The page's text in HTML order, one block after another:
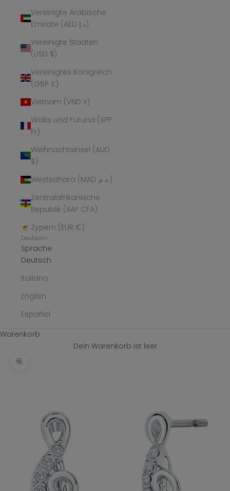
Vereinigte Arabische
Emirate (AED د.إ)
Vereinigte Staaten
(USD $)
Vereinigtes Königreich
(GBP £)
Vietnam (VND ₫)
Wallis und Futuna (XPF
Fr)
Weihnachtsinsel (AUD
$)
Westsahara (MAD د.م.)
Zentralafrikanische
Republik (XAF CFA)
Zypern (EUR €)
Deutsch
Sprache
Deutsch
Italiano
English
Español
Warenkorb
Dein Warenkorb ist leer
Bild vergrößern